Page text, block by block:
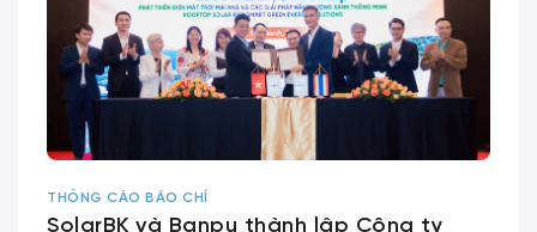
THÔNG CÁO BÁO CHÍ
SolarBK và Banpu thành lập Công ty